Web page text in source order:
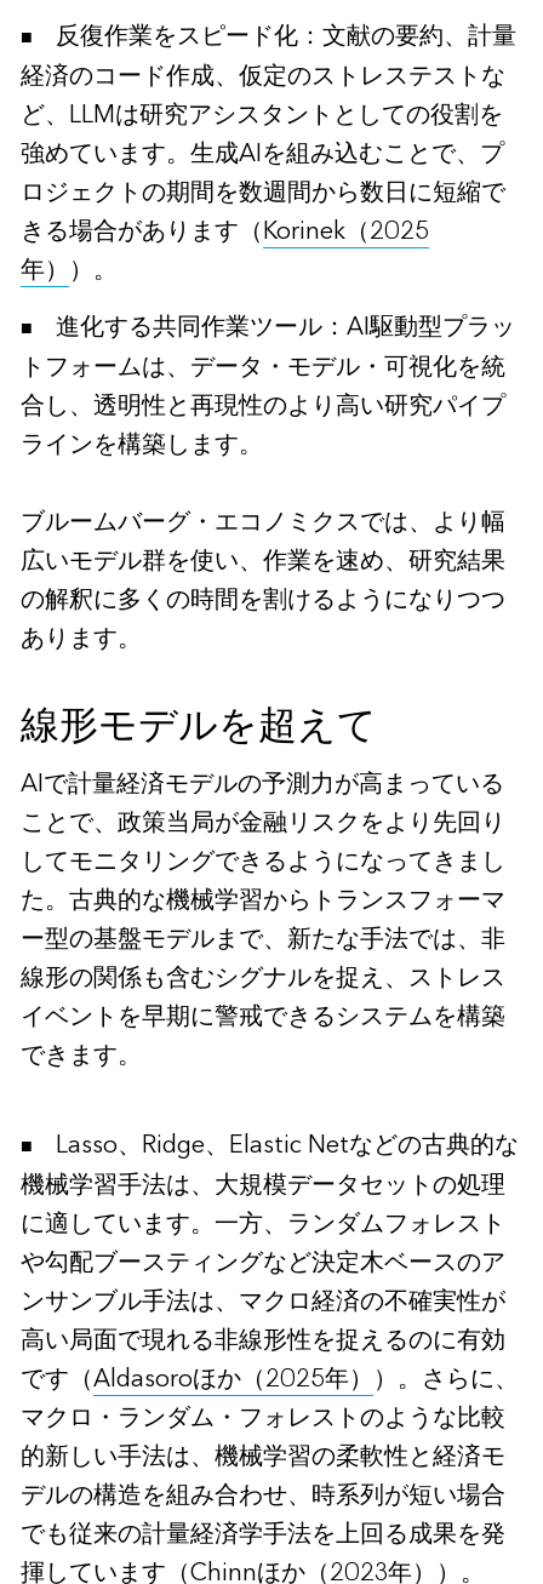
反復作業をスピード化：文献の要約、計量
経済のコード作成、仮定のストレステストな
ど、LLMは研究アシスタントとしての役割を
強めています。生成AIを組み込むことで、プ
ロジェクトの期間を数週間から数日に短縮で
きる場合があります（Korinek（2025
年）
）。
進化する共同作業ツール：AI駆動型プラッ
トフォームは、データ・モデル・可視化を統
合し、透明性と再現性のより高い研究パイプ
ラインを構築します。
ブルームバーグ・エコノミクスでは、より幅
広いモデル群を使い、作業を速め、研究結果
の解釈に多くの時間を割けるようになりつつ
あります。
線形モデルを超えて
AIで計量経済モデルの予測力が高まっている
ことで、政策当局が金融リスクをより先回り
してモニタリングできるようになってきまし
た。古典的な機械学習からトランスフォーマ
ー型の基盤モデルまで、新たな手法では、非
線形の関係も含むシグナルを捉え、ストレス
イベントを早期に警戒できるシステムを構築
できます。
Lasso、Ridge、Elastic Netなどの古典的な
機械学習手法は、大規模データセットの処理
に適しています。一方、ランダムフォレスト
や勾配ブースティングなど決定木ベースのア
ンサンブル手法は、マクロ経済の不確実性が
高い局面で現れる非線形性を捉えるのに有効
です（Aldasoroほか（2025年）
）。さらに、
マクロ・ランダム・フォレストのような比較
的新しい手法は、機械学習の柔軟性と経済モ
デルの構造を組み合わせ、時系列が短い場合
でも従来の計量経済学手法を上回る成果を発
揮しています（Chinnほか（2023年））。